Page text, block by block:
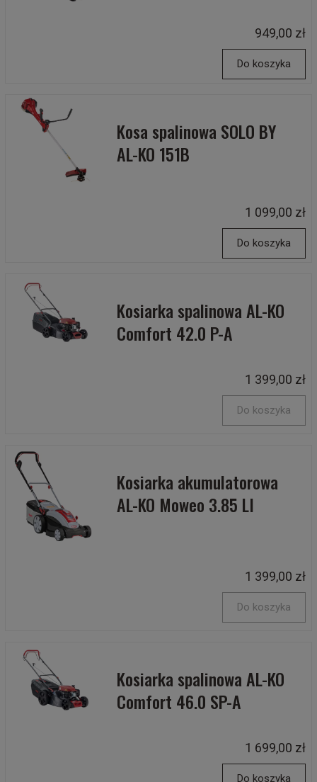
949,00 zł
Do koszyka
Kosa spalinowa SOLO BY
AL-KO 151B
1 099,00 zł
Do koszyka
Kosiarka spalinowa AL-KO
Comfort 42.0 P-A
1 399,00 zł
Do koszyka
Kosiarka akumulatorowa
AL-KO Moweo 3.85 LI
1 399,00 zł
Do koszyka
Kosiarka spalinowa AL-KO
Comfort 46.0 SP-A
1 699,00 zł
Do koszyka